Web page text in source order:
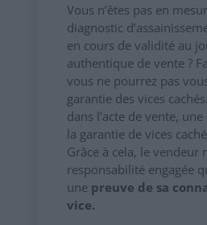
Vous n’êtes pas en
diagnostic
en cours de validité au
authentique de vente ?
vous ne pourrez pas
garantie des vices
dans l’acte de vente,
la garantie de vices
Grâce à cela, le vendeur
responsabilité engagée
unepreuve de sa
vice.